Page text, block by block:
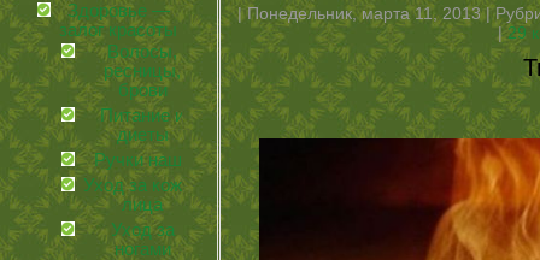
Здоровье —
залог красоты
Волосы,
ресницы,
брови
Питание и
диеты
Ручки наши
Уход за кожей
лица
Уход за
ногами
| Понедельник, марта 11, 2013 |
| 29